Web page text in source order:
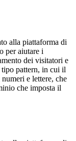
alla piattaforma di
per aiutare i
dei visitatori e
pattern, in cui il
e lettere, che
che imposta il